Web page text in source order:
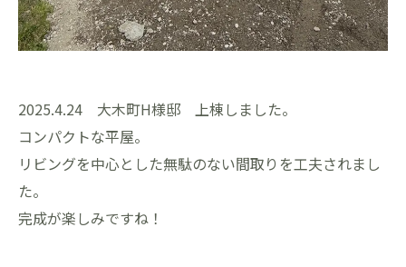
2025.4.24 大木町H様邸 上棟しました。
コンパクトな平屋。
リビングを中心とした無駄のない間取りを工夫されまし
た。
完成が楽しみですね！